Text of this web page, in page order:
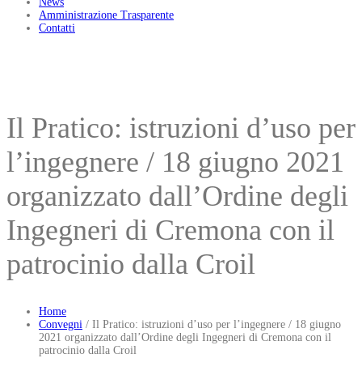
Amministrazione Trasparente
Contatti
Il Pratico: istruzioni d’uso per
l’ingegnere / 18 giugno 2021
organizzato dall’Ordine degli
Ingegneri di Cremona con il
patrocinio dalla Croil
Home
Convegni / Il Pratico: istruzioni d’uso per l’ingegnere / 18 giugno
2021 organizzato dall’Ordine degli Ingegneri di Cremona con il
patrocinio dalla Croil